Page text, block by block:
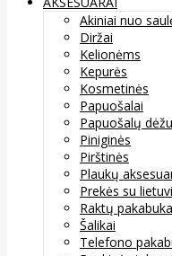
Akiniai nuo
Diržai
Kelionėms
Kepurės
Kosmetinės
Papuošalai
Papuošalų
Piniginės
Pirštinės
Plaukų
Prekės su
Raktų
Šalikai
Telefono